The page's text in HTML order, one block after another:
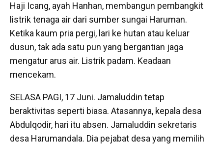
Haji Icang, ayah Hanhan, membangun pembangkit
listrik tenaga air dari sumber sungai Haruman.
Ketika kaum pria pergi, lari ke hutan atau keluar
dusun, tak ada satu pun yang bergantian jaga
mengatur arus air. Listrik padam. Keadaan
mencekam.
SELASA PAGI, 17 Juni. Jamaluddin tetap
beraktivitas seperti biasa. Atasannya, kepala desa
Abdulqodir, hari itu absen. Jamaluddin sekretaris
desa Harumandala. Dia pejabat desa yang memilih